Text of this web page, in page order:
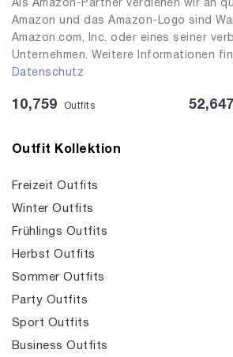
Als Amazon-Partner verdienen wir an
Amazon und das Amazon-Logo sind
Amazon.com, Inc. oder eines seiner
Unternehmen. Weitere Informationen
Datenschutz
10,759 Outfits 52,647
Outfit Kollektion
Freizeit Outfits
Winter Outfits
Frühlings Outfits
Herbst Outfits
Sommer Outfits
Party Outfits
Sport Outfits
Business Outfits